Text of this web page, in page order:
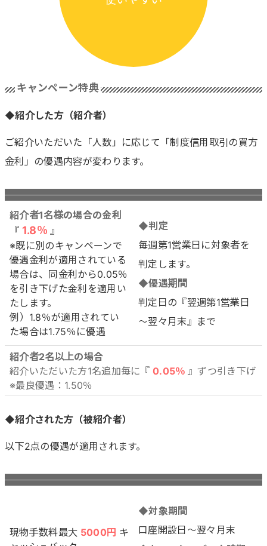
キャンペーン特典
◆紹介した方（紹介者）
ご紹介いただいた「人数」に応じて「制度信用取引の買方
金利」の優遇内容が変わります。
紹介者1名様の場合の金利
『 1.8％ 』
※既に別のキャンペーンで
優遇金利が適用されている
場合は、同金利から0.05％
を引き下げた金利を適用い
たします。
例）1.8％が適用されてい
た場合は1.75％に優遇
◆判定
毎週第1営業日に対象者を
判定します。
◆優遇期間
判定日の『翌週第1営業日
～翌々月末』まで
紹介者2名以上の場合
紹介いただいた方1名追加毎に『 0.05％ 』ずつ引き下げ
※最良優遇：1.50％
◆紹介された方（被紹介者）
以下2点の優遇が適用されます。
現物手数料最大 5000円 キ
◆対象期間
口座開設日～翌々月末